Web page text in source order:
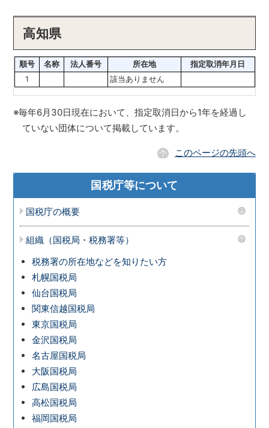
高知県
順号 名称 法人番号 所在地
指定取消年月日
1
該当ありません
※毎年6月30日現在において、指定取消日から1年を経過し
ていない団体について掲載しています。
このページの先頭へ
国税庁等について
国税庁の概要
組織（国税局・税務署等）
税務署の所在地などを知りたい方
札幌国税局
仙台国税局
関東信越国税局
東京国税局
金沢国税局
名古屋国税局
大阪国税局
広島国税局
高松国税局
福岡国税局